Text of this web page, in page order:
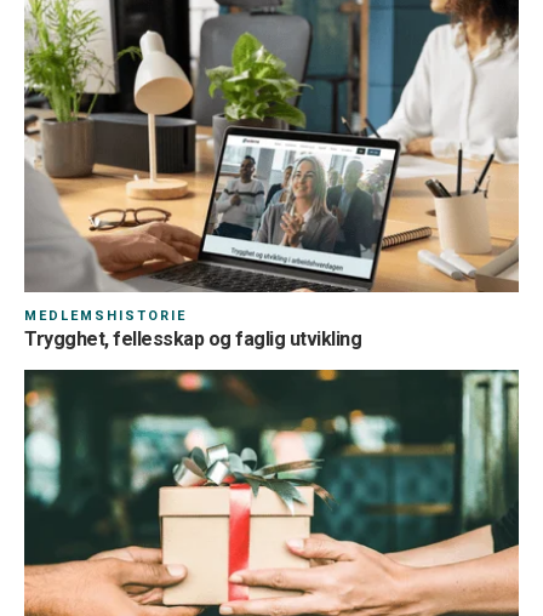
MEDLEMSHISTORIE
Trygghet, fellesskap og faglig utvikling